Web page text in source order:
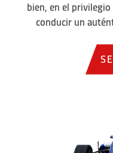
bien, en el
conducir un